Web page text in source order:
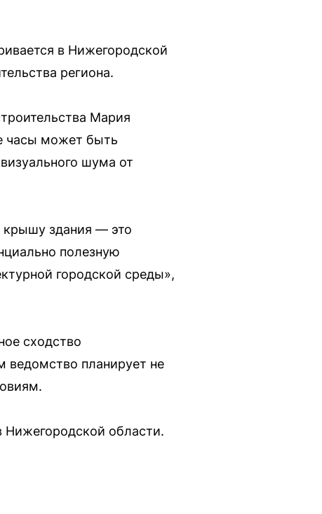
в Нижегородской
региона.
Мария
часы может быть
шума от
крышу здания — это
полезную
городской среды»,
сходство
ведомство планирует не
Нижегородской области.